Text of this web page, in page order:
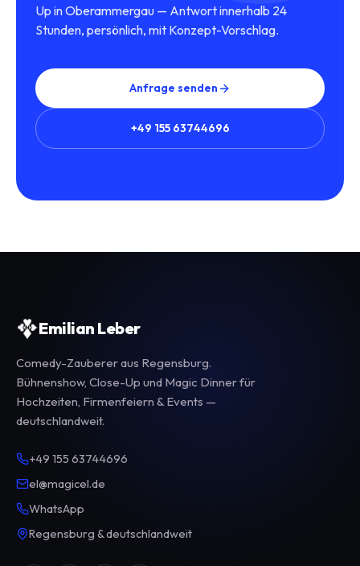
Up in Oberammergau — Antwort innerhalb 24
Stunden, persönlich, mit Konzept-Vorschlag.
Anfrage senden
+49 155 63744696
Emilian Leber
Comedy-Zauberer aus Regensburg.
Bühnenshow, Close-Up und Magic Dinner für
Hochzeiten, Firmenfeiern & Events —
deutschlandweit.
+49 155 63744696
el@magicel.de
WhatsApp
Regensburg & deutschlandweit